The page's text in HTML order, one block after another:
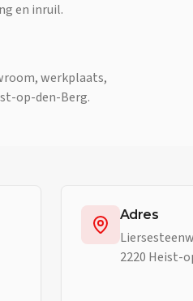
en inruil.
werkplaats,
op-den-Berg.
Adres
2220 Heist-